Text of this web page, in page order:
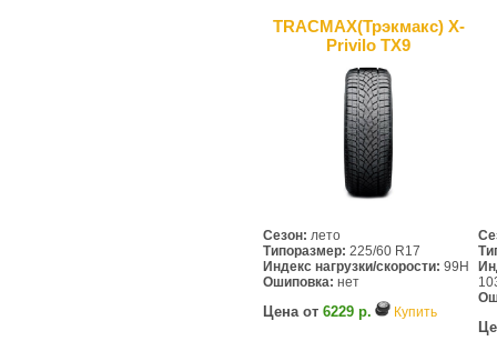
TRACMAX(Трэкмакс) X-
Privilo TX9
Сезон: лето
Типоразмер: 225/60 R17
Индекс нагрузки/скорости: 99H
Ошиповка: нет
Цена от 6229 р. Купить